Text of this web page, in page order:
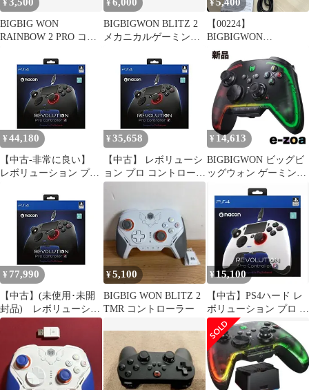
¥
BIGBIG WON
RAINBOW 2 PRO コン
¥
BIGBIGWON BLITZ 2
メカニカルゲーミング
¥
【00224】
BIGBIGWON
RAINBOW 2 Pro ゲーム
コントローラー
¥ 44,180
【中古-非常に良い】
レボリューション プロ
¥ 35,658
【中古】 レボリューシ
ョン プロ コントローラ
ー2
¥ 14,613
BIGBIGWON ビッグビ
ッグウォン ゲーミング
コントローラー
RAINBOW2 Pro
COMBO シースルーデ
ザイン ジャイロ搭載
RAINBOW2_PRO_COM
BO (2580176)
¥ 77,990
【中古】(未使用･未開
封品) レボリューショ
ン プロ コントローラー
2 bt0tq1u
¥5,100
BIGBIG WON BLITZ 2
TMR コントローラー
¥ 15,100
【中古】PS4ハード レ
ボリューション プロ コ
ントローラー2 ホワイ
ト